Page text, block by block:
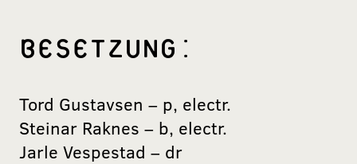
BESETZUNG:
Tord Gustavsen – p, electr.
Steinar Raknes – b, electr.
Jarle Vespestad – dr